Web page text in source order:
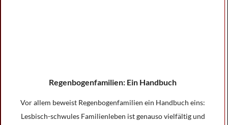
Regenbogenfamilien: Ein Handbuch
Vor allem beweist Regenbogenfamilien ein Handbuch eins:
Lesbisch-schwules Familienleben ist genauso vielfältig und